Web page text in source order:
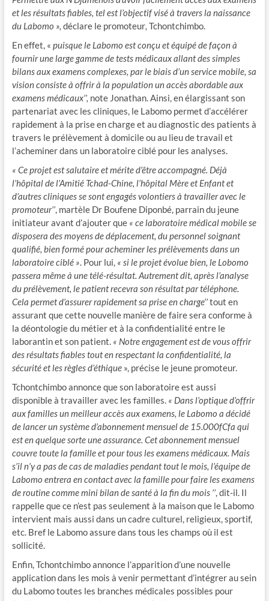
et les résultats fiables, tel est l’objectif visé à travers la naissance
du Labomo », déclare le promoteur, Tchontchimbo.
En effet, « puisque le Labomo est conçu et équipé de façon à
fournir une large gamme de tests médicaux allant des simples
bilans aux examens complexes, par le biais d’un service mobile, sa
vision consiste à offrir à la population un accès abordable aux
examens médicaux’’, note Jonathan. Ainsi, en élargissant son
partenariat avec les cliniques, le Labomo permet d’accélérer
rapidement à la prise en charge et au diagnostic des patients à
travers le prélèvement à domicile ou au lieu de travail et
l’acheminer dans un laboratoire ciblé pour les analyses.
« Ce projet est salutaire et mérite d’être accompagné. Déjà
l’hôpital de l’Amitié Tchad-Chine, l’hôpital Mère et Enfant et
d’autres cliniques se sont engagés volontiers à travailler avec le
promoteur’’, martèle Dr Boufene Diponbé, parrain du jeune
initiateur avant d’ajouter que « ce laboratoire médical mobile se
disposera des moyens de déplacement, du personnel soignant
qualifié, bien formé pour acheminer les prélèvements dans un
laboratoire ciblé ». Pour lui, « si le projet évolue bien, le Lobomo
passera même à une télé-résultat. Autrement dit, après l’analyse
du prélèvement, le patient recevra son résultat par téléphone.
Cela permet d’assurer rapidement sa prise en charge’’tout en
assurant que cette nouvelle manière de faire sera conforme à
la déontologie du métier et à la confidentialité entre le
laborantin et son patient.« Notre engagement est de vous offrir
des résultats fiables tout en respectant la confidentialité, la
sécurité et les règles d’éthique », précise le jeune promoteur.
Tchontchimbo annonce que son laboratoire est aussi
disponible à travailler avec les familles.« Dans l’optique d’offrir
aux familles un meilleur accès aux examens, le Labomo a décidé
de lancer un système d’abonnement mensuel de 15.000fCfa qui
est en quelque sorte une assurance. Cet abonnement mensuel
couvre toute la famille et pour tous les examens médicaux. Mais
s’il n’y a pas de cas de maladies pendant tout le mois, l’équipe de
Labomo entrera en contact avec la famille pour faire les examens
de routine comme mini bilan de santé à la fin du mois ’’, dit-il. Il
rappelle que ce n’est pas seulement à la maison que le Labomo
intervient mais aussi dans un cadre culturel, religieux, sportif,
etc. Bref le Labomo assure dans tous les champs où il est
sollicité.
Enfin, Tchontchimbo annonce l’apparition d’une nouvelle
application dans les mois à venir permettant d’intégrer au sein
du Labomo toutes les branches médicales possibles pour